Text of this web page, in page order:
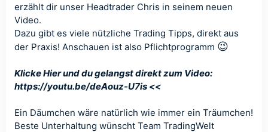
erzählt dir unser Headtrader Chris in seinem neuen
Video.
Dazu gibt es viele nützliche Trading Tipps, direkt aus
der Praxis! Anschauen ist also Pflichtprogramm 😉
Klicke Hier und du gelangst direkt zum Video:
https://youtu.be/deAouz-U7is <<
Ein Däumchen wäre natürlich wie immer ein Träumchen!
Beste Unterhaltung wünscht Team TradingWelt